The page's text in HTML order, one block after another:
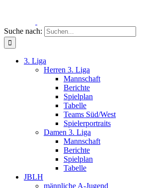
Suche nach:
3. Liga
Herren 3. Liga
Mannschaft
Berichte
Spielplan
Tabelle
Teams Süd/West
Spielerportraits
Damen 3. Liga
Mannschaft
Berichte
Spielplan
Tabelle
JBLH
männliche A-Jugend